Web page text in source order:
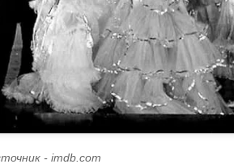
- imdb.com